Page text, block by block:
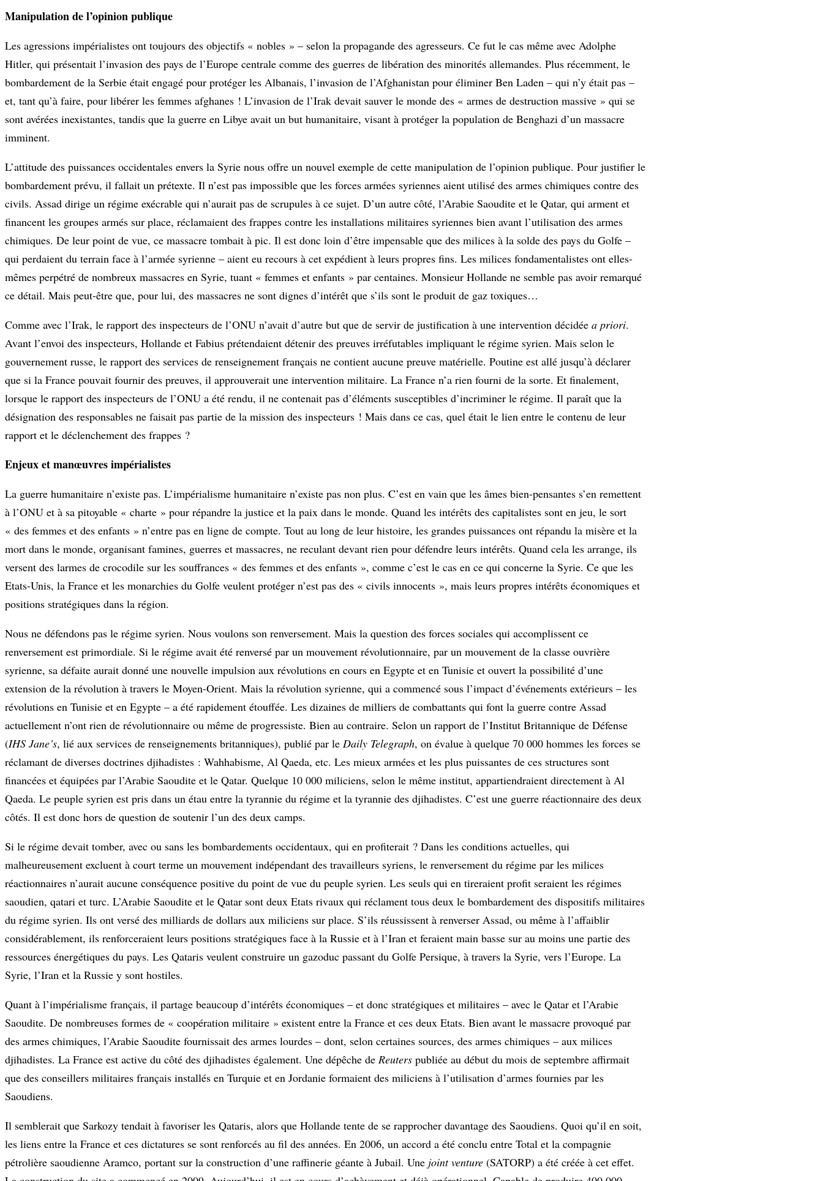
Manipulation de l’opinion publique
Les agressions impérialistes ont toujours des objectifs « nobles » – selon la propagande des agresseurs. Ce fut le cas même avec Adolphe
Hitler, qui présentait l’invasion des pays de l’Europe centrale comme des guerres de libération des minorités allemandes. Plus récemment, le
bombardement de la Serbie était engagé pour protéger les Albanais, l’invasion de l’Afghanistan pour éliminer Ben Laden – qui n’y était pas –
et, tant qu’à faire, pour libérer les femmes afghanes ! L’invasion de l’Irak devait sauver le monde des « armes de destruction massive » qui se
sont avérées inexistantes, tandis que la guerre en Libye avait un but humanitaire, visant à protéger la population de Benghazi d’un massacre
imminent.
L’attitude des puissances occidentales envers la Syrie nous offre un nouvel exemple de cette manipulation de l’opinion publique. Pour justifier le
bombardement prévu, il fallait un prétexte. Il n’est pas impossible que les forces armées syriennes aient utilisé des armes chimiques contre des
civils. Assad dirige un régime exécrable qui n’aurait pas de scrupules à ce sujet. D’un autre côté, l’Arabie Saoudite et le Qatar, qui arment et
financent les groupes armés sur place, réclamaient des frappes contre les installations militaires syriennes bien avant l’utilisation des armes
chimiques. De leur point de vue, ce massacre tombait à pic. Il est donc loin d’être impensable que des milices à la solde des pays du Golfe –
qui perdaient du terrain face à l’armée syrienne – aient eu recours à cet expédient à leurs propres fins. Les milices fondamentalistes ont elles-
mêmes perpétré de nombreux massacres en Syrie, tuant « femmes et enfants » par centaines. Monsieur Hollande ne semble pas avoir remarqué
ce détail. Mais peut-être que, pour lui, des massacres ne sont dignes d’intérêt que s’ils sont le produit de gaz toxiques…
Comme avec l’Irak, le rapport des inspecteurs de l’ONU n’avait d’autre but que de servir de justification à une intervention décidée a priori.
Avant l’envoi des inspecteurs, Hollande et Fabius prétendaient détenir des preuves irréfutables impliquant le régime syrien. Mais selon le
gouvernement russe, le rapport des services de renseignement français ne contient aucune preuve matérielle. Poutine est allé jusqu’à déclarer
que si la France pouvait fournir des preuves, il approuverait une intervention militaire. La France n’a rien fourni de la sorte. Et finalement,
lorsque le rapport des inspecteurs de l’ONU a été rendu, il ne contenait pas d’éléments susceptibles d’incriminer le régime. Il paraît que la
désignation des responsables ne faisait pas partie de la mission des inspecteurs ! Mais dans ce cas, quel était le lien entre le contenu de leur
rapport et le déclenchement des frappes ?
Enjeux et manœuvres impérialistes
La guerre humanitaire n’existe pas. L’impérialisme humanitaire n’existe pas non plus. C’est en vain que les âmes bien-pensantes s’en remettent
à l’ONU et à sa pitoyable « charte » pour répandre la justice et la paix dans le monde. Quand les intérêts des capitalistes sont en jeu, le sort
« des femmes et des enfants » n’entre pas en ligne de compte. Tout au long de leur histoire, les grandes puissances ont répandu la misère et la
mort dans le monde, organisant famines, guerres et massacres, ne reculant devant rien pour défendre leurs intérêts. Quand cela les arrange, ils
versent des larmes de crocodile sur les souffrances « des femmes et des enfants », comme c’est le cas en ce qui concerne la Syrie. Ce que les
Etats-Unis, la France et les monarchies du Golfe veulent protéger n’est pas des « civils innocents », mais leurs propres intérêts économiques et
positions stratégiques dans la région.
Nous ne défendons pas le régime syrien. Nous voulons son renversement. Mais la question des forces sociales qui accomplissent ce
renversement est primordiale. Si le régime avait été renversé par un mouvement révolutionnaire, par un mouvement de la classe ouvrière
syrienne, sa défaite aurait donné une nouvelle impulsion aux révolutions en cours en Egypte et en Tunisie et ouvert la possibilité d’une
extension de la révolution à travers le Moyen-Orient. Mais la révolution syrienne, qui a commencé sous l’impact d’événements extérieurs – les
révolutions en Tunisie et en Egypte – a été rapidement étouffée. Les dizaines de milliers de combattants qui font la guerre contre Assad
actuellement n’ont rien de révolutionnaire ou même de progressiste. Bien au contraire. Selon un rapport de l’Institut Britannique de Défense
(IHS Jane’s, lié aux services de renseignements britanniques), publié par le Daily Telegraph, on évalue à quelque 70 000 hommes les forces se
réclamant de diverses doctrines djihadistes : Wahhabisme, Al Qaeda, etc. Les mieux armées et les plus puissantes de ces structures sont
financées et équipées par l’Arabie Saoudite et le Qatar. Quelque 10 000 miliciens, selon le même institut, appartiendraient directement à Al
Qaeda. Le peuple syrien est pris dans un étau entre la tyrannie du régime et la tyrannie des djihadistes. C’est une guerre réactionnaire des deux
côtés. Il est donc hors de question de soutenir l’un des deux camps.
Si le régime devait tomber, avec ou sans les bombardements occidentaux, qui en profiterait ? Dans les conditions actuelles, qui
malheureusement excluent à court terme un mouvement indépendant des travailleurs syriens, le renversement du régime par les milices
réactionnaires n’aurait aucune conséquence positive du point de vue du peuple syrien. Les seuls qui en tireraient profit seraient les régimes
saoudien, qatari et turc. L’Arabie Saoudite et le Qatar sont deux Etats rivaux qui réclament tous deux le bombardement des dispositifs militaires
du régime syrien. Ils ont versé des milliards de dollars aux miliciens sur place. S’ils réussissent à renverser Assad, ou même à l’affaiblir
considérablement, ils renforceraient leurs positions stratégiques face à la Russie et à l’Iran et feraient main basse sur au moins une partie des
ressources énergétiques du pays. Les Qataris veulent construire un gazoduc passant du Golfe Persique, à travers la Syrie, vers l’Europe. La
Syrie, l’Iran et la Russie y sont hostiles.
Quant à l’impérialisme français, il partage beaucoup d’intérêts économiques – et donc stratégiques et militaires – avec le Qatar et l’Arabie
Saoudite. De nombreuses formes de « coopération militaire » existent entre la France et ces deux Etats. Bien avant le massacre provoqué par
des armes chimiques, l’Arabie Saoudite fournissait des armes lourdes – dont, selon certaines sources, des armes chimiques – aux milices
djihadistes. La France est active du côté des djihadistes également. Une dépêche de Reuters publiée au début du mois de septembre affirmait
que des conseillers militaires français installés en Turquie et en Jordanie formaient des miliciens à l’utilisation d’armes fournies par les
Saoudiens.
Il semblerait que Sarkozy tendait à favoriser les Qataris, alors que Hollande tente de se rapprocher davantage des Saoudiens. Quoi qu’il en soit,
les liens entre la France et ces dictatures se sont renforcés au fil des années. En 2006, un accord a été conclu entre Total et la compagnie
pétrolière saoudienne Aramco, portant sur la construction d’une raffinerie géante à Jubail. Une joint venture (SATORP) a été créée à cet effet.